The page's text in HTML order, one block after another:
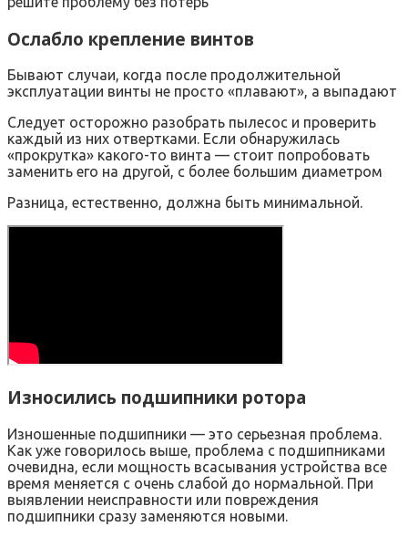
Ослабло крепление винтов
Бывают случаи, когда после продолжительной
эксплуатации винты не просто «плавают», а выпадают
Следует осторожно разобрать пылесос и проверить
каждый из них отвертками. Если обнаружилась
«прокрутка» какого-то винта — стоит попробовать
заменить его на другой, с более большим диаметром
Разница, естественно, должна быть минимальной.
Износились подшипники ротора
Изношенные подшипники — это серьезная проблема.
Как уже говорилось выше, проблема с подшипниками
очевидна, если мощность всасывания устройства все
время меняется с очень слабой до нормальной. При
выявлении неисправности или повреждения
подшипники сразу заменяются новыми.